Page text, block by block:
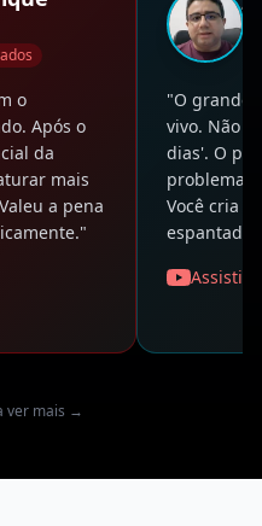
o
Após o
da
mais
a pena
"O grande
vivo. Não
dias'. O
problema
Você cria
espantado
Assistir
ver mais →